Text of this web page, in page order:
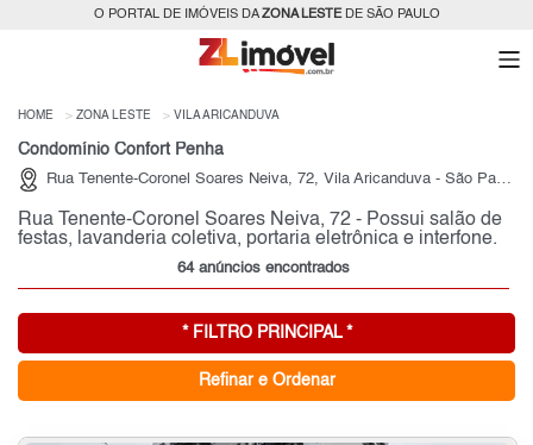
O PORTAL DE IMÓVEIS DAZONA LESTEDE SÃO PAULO
HOME ZONA LESTE VILA ARICANDUVA
Condomínio Confort Penha
Rua Tenente-Coronel Soares Neiva, 72 - Possui salão de
festas, lavanderia coletiva, portaria eletrônica e interfone.
64 anúncios encontrados
* FILTRO PRINCIPAL *
Refinar e Ordenar